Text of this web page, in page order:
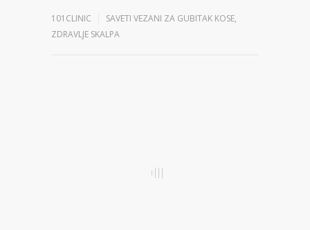
101CLINIC SAVETI VEZANI ZA GUBITAK KOSE,
ZDRAVLJE SKALPA